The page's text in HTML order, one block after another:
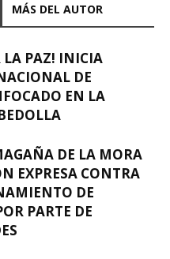
MÁS DEL AUTOR
LA PAZ! INICIA
DE
EN LA
DE LA MORA
EXPRESA CONTRA
DE
PARTE DE